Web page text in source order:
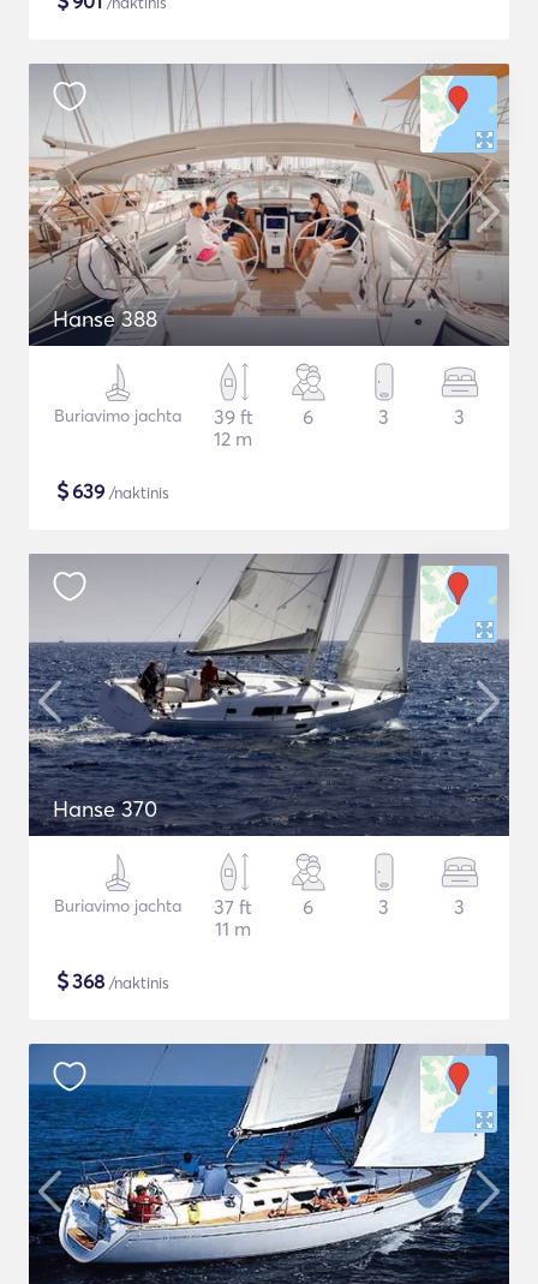
Hanse 388
Buriavimo jachta
39 ft
12 m
6 3 3
$639 /naktinis
Hanse 370
Buriavimo jachta
37 ft
11 m
6 3 3
$368 /naktinis